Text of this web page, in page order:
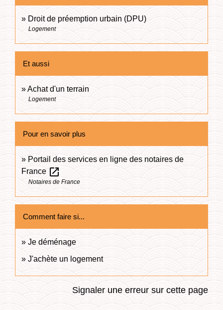
Droit de préemption urbain (DPU)
Logement
Et aussi
Achat d'un terrain
Logement
Pour en savoir plus
Portail des services en ligne des notaires de
France open_in_new
Notaires de France
Comment faire si...
Je déménage
J'achète un logement
Signaler une erreur sur cette page